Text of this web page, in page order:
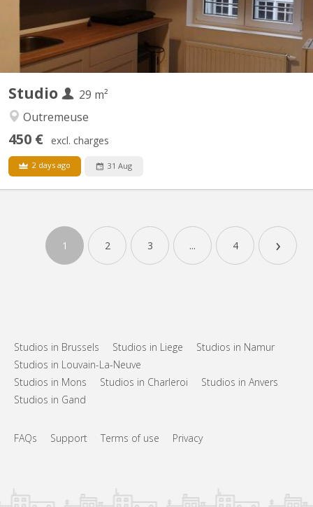
Studio
29 m²
Outremeuse
450 € excl. charges
2 days ago 31 Aug
Entièrement rénové toutes charges comprises, également
service internet, nettoyage des communs, cuisine entièrement,
équipée
1 2 3 ... 4 ›
Studios in Brussels Studios in Liege
Studios in Namur
Studios in Louvain-La-Neuve
Studios in Mons
Studios in Charleroi
Studios in Anvers
Studios in Gand
FAQs Support Terms of use Privacy